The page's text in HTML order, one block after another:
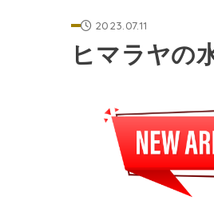
2023.07.11
ヒマラヤの